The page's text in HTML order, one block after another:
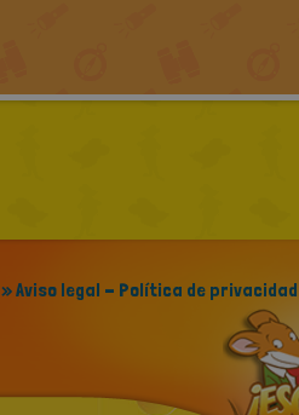
» Aviso legal - Política de privacidad